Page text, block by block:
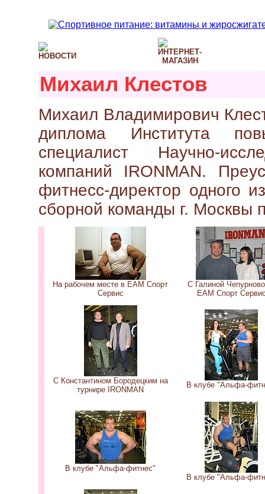
Михаил Клестов
Михаил Владимирович
диплома Института
специалист Научно-
компаний IRONMAN.
фитнесс-директор одного
сборной команды г. Москвы
На рабочем месте в ЕАМ Спорт
Сервис
С Галиной
ЕАМ Спорт
С Константином Бородецким на
турнире IRONMAN
В клубе "Альфа-
В клубе "Альфа-фитнес"
В клубе "Альфа-